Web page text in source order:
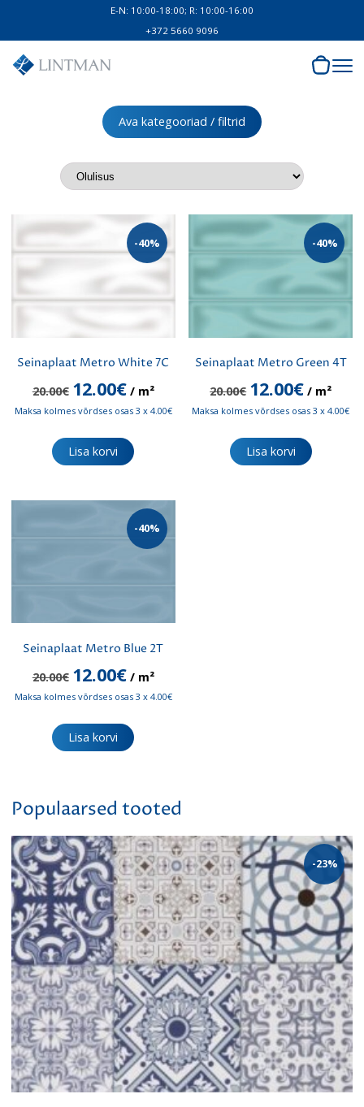
E-N: 10:00-18:00; R: 10:00-16:00
+372 5660 9096
Ava kategooriad / filtrid
-40%
Seinaplaat Metro White 7C
20.00€ Algne
hind
oli:
12.00€Praegune
hind
on:
/ m²
Maksa kolmes võrdses osas 3 x 4.00€
Lisa korvi
-40%
Seinaplaat Metro Green 4T
20.00€ Algne
hind
oli:
12.00€Praegune
hind
on:
/ m²
Maksa kolmes võrdses osas 3 x 4.00€
Lisa korvi
-40%
Seinaplaat Metro Blue 2T
20.00€ Algne
hind
oli:
12.00€Praegune
hind
on:
/ m²
Maksa kolmes võrdses osas 3 x 4.00€
Lisa korvi
Populaarsed tooted
-23%